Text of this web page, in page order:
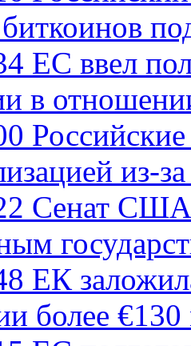
ЕС ввел
в
из-
Сенат США
ЕК
более